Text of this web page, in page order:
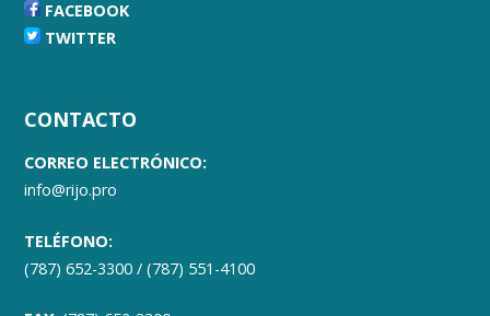
FACEBOOK
TWITTER
CONTACTO
CORREO ELECTRÓNICO:
info@rijo.pro
TELÉFONO:
(787) 652-3300 / (787) 551-4100